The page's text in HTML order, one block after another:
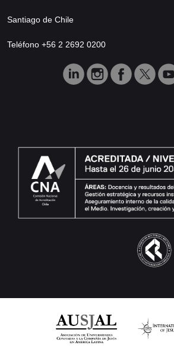
Santiago de Chile
Teléfono +56 2 2692 0200